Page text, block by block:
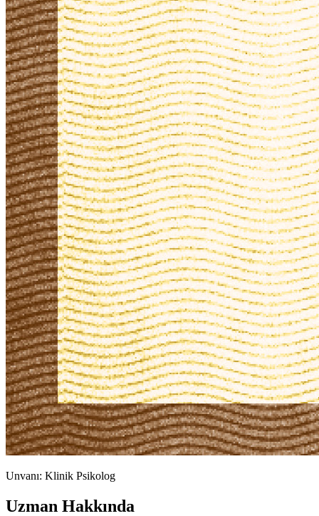
Unvanı: Klinik Psikolog
Uzman Hakkında